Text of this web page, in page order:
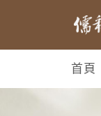
首頁